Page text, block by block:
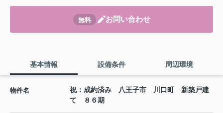
無料 お問い合わせ
基本情報 設備条件 周辺環境
物件名
祝：成約済み 八王子市 川口町 新築戸建
て ８６期